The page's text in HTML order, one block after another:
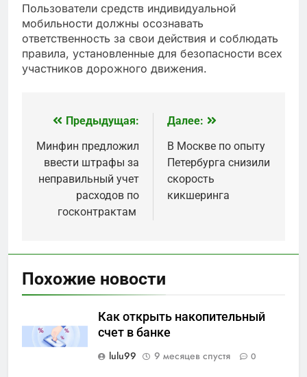
Пользователи средств индивидуальной
мобильности должны осознавать
ответственность за свои действия и соблюдать
правила, установленные для безопасности всех
участников дорожного движения.
Навигация
по
записям
Предыдущая:
Минфин предложил
ввести штрафы за
неправильный учет
расходов по
госконтрактам
Далее:
В Москве по опыту
Петербурга снизили
скорость
кикшеринга
Похожие новости
Как открыть накопительный
счет в банке
lulu99
9 месяцев спустя 0